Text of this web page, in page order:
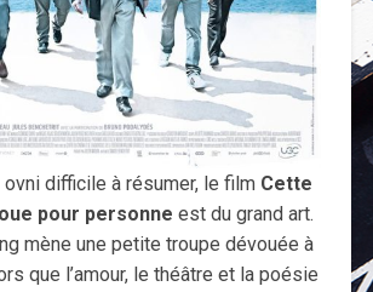
ovni difficile à résumer, le film Cette
pour personne est du grand art.
mène une petite troupe dévouée à
que l’amour, le théâtre et la poésie